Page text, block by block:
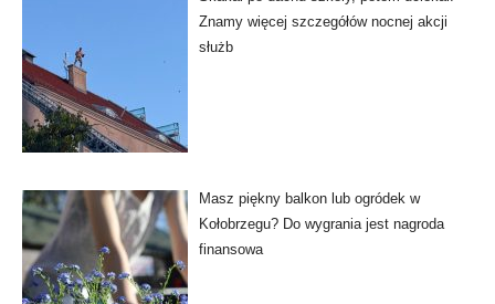
Znamy więcej szczegółów nocnej akcji
służb
Masz piękny balkon lub ogródek w
Kołobrzegu? Do wygrania jest nagroda
finansowa